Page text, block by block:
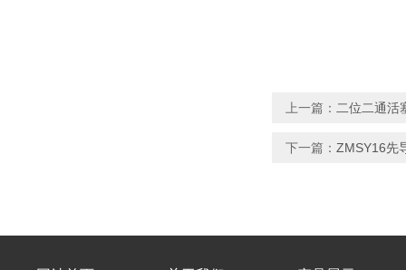
上一篇： 二位二通活
下一篇： ZMSY16先